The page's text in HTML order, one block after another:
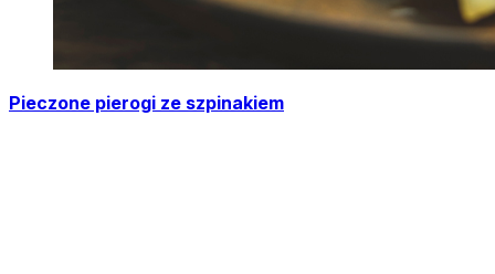
Pieczone pierogi ze szpinakiem